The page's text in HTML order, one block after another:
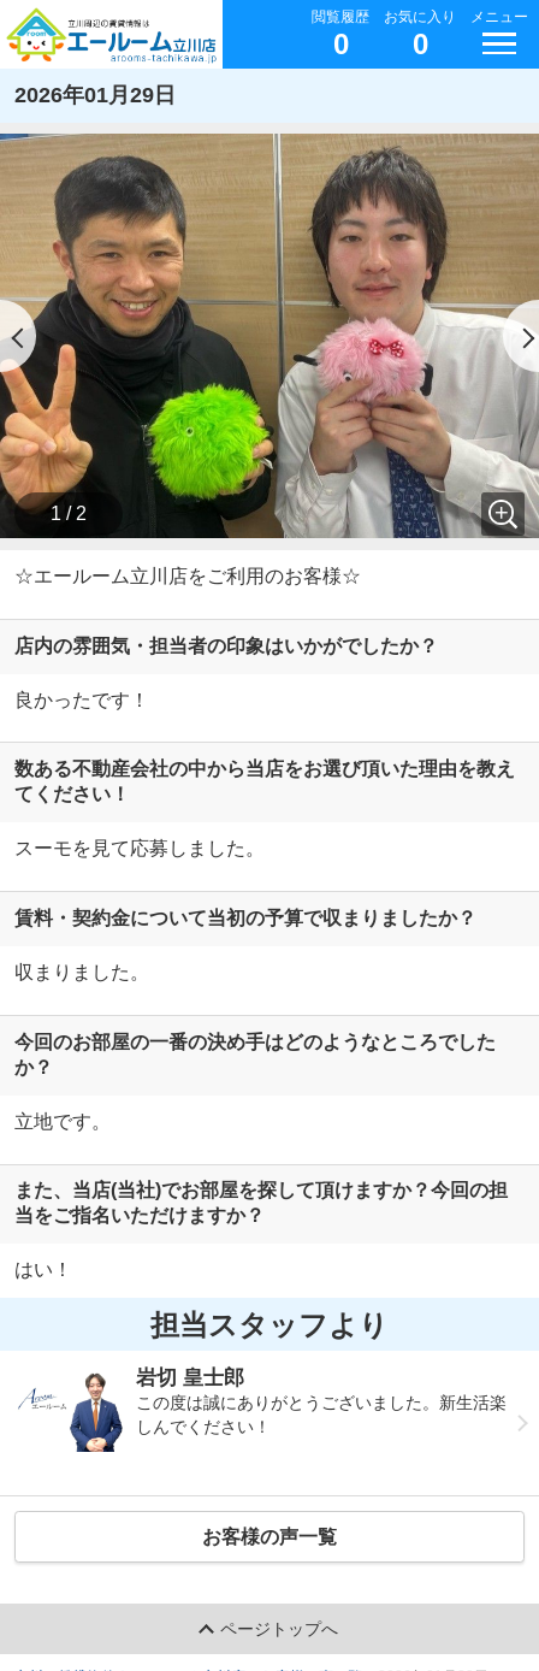
閲覧履歴
0
お気に入り
0
メニュー
2026年01月29日
1 / 2
☆エールーム立川店をご利用のお客様☆
店内の雰囲気・担当者の印象はいかがでしたか？
良かったです！
数ある不動産会社の中から当店をお選び頂いた理由を教え
てください！
スーモを見て応募しました。
賃料・契約金について当初の予算で収まりましたか？
収まりました。
今回のお部屋の一番の決め手はどのようなところでした
か？
立地です。
また、当店(当社)でお部屋を探して頂けますか？今回の担
当をご指名いただけますか？
はい！
担当スタッフより
岩切 皇士郎
この度は誠にありがとうございました。新生活楽
しんでください！
お客様の声一覧
ページトップへ